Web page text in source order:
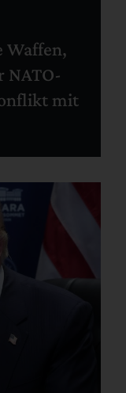
Waffen,
NATO-
mit